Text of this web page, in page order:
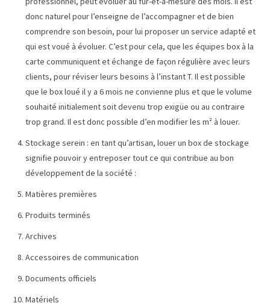
donc naturel pour l’enseigne de l’accompagner et de bien
comprendre son besoin, pour lui proposer un service adapté et
qui est voué à évoluer. C’est pour cela, que les équipes box à la
carte communiquent et échange de façon régulière avec leurs
clients, pour réviser leurs besoins à l’instant T. Il est possible
que le box loué il y a 6 mois ne convienne plus et que le volume
souhaité initialement soit devenu trop exigüe ou au contraire
trop grand. Il est donc possible d’en modifier les m² à louer.
Stockage serein : en tant qu’artisan, louer un box de stockage
signifie pouvoir y entreposer tout ce qui contribue au bon
développement de la société :
Matières premières
Produits terminés
Archives
Accessoires de communication
Documents officiels
Matériels